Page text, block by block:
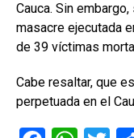
Cauca. Sin
masacre ejecutada
de 39 víctimas
Cabe resaltar, que
perpetuada en el